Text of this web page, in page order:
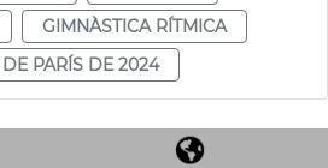
GIMNÀSTICA RÍTMICA
PARÍS DE 2024